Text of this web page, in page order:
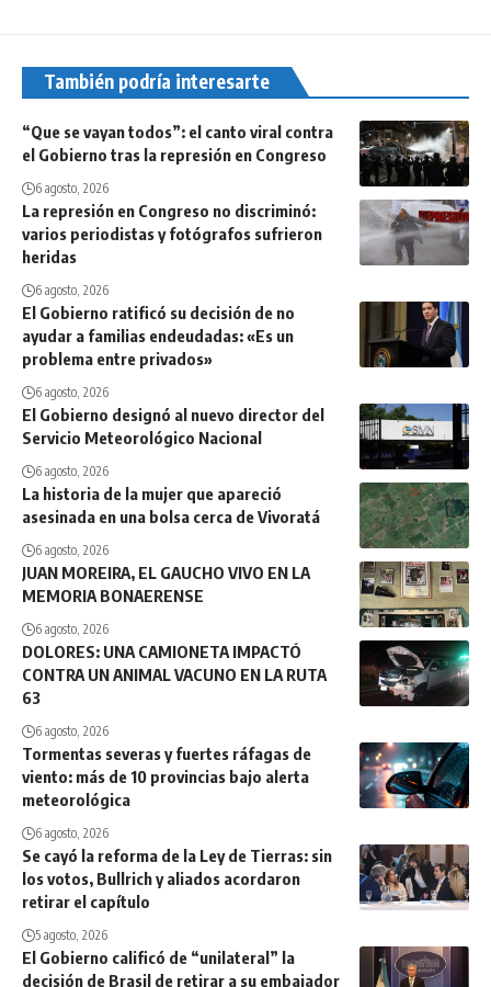
También podría interesarte
“Que se vayan todos”: el canto viral contra
el Gobierno tras la represión en Congreso
6 agosto, 2026
La represión en Congreso no discriminó:
varios periodistas y fotógrafos sufrieron
heridas
6 agosto, 2026
El Gobierno ratificó su decisión de no
ayudar a familias endeudadas: «Es un
problema entre privados»
6 agosto, 2026
El Gobierno designó al nuevo director del
Servicio Meteorológico Nacional
6 agosto, 2026
La historia de la mujer que apareció
asesinada en una bolsa cerca de Vivoratá
6 agosto, 2026
JUAN MOREIRA, EL GAUCHO VIVO EN LA
MEMORIA BONAERENSE
6 agosto, 2026
DOLORES: UNA CAMIONETA IMPACTÓ
CONTRA UN ANIMAL VACUNO EN LA RUTA
63
6 agosto, 2026
Tormentas severas y fuertes ráfagas de
viento: más de 10 provincias bajo alerta
meteorológica
6 agosto, 2026
Se cayó la reforma de la Ley de Tierras: sin
los votos, Bullrich y aliados acordaron
retirar el capítulo
5 agosto, 2026
El Gobierno calificó de “unilateral” la
decisión de Brasil de retirar a su embajador